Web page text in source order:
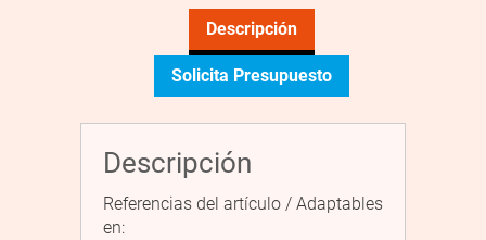
Descripción
Solicita Presupuesto
Descripción
Referencias del artículo / Adaptables
en: